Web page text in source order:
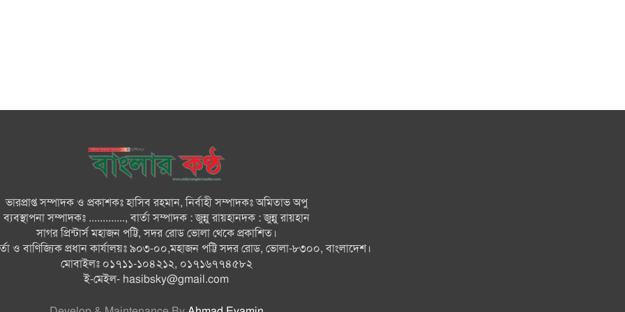
ভারপ্রাপ্ত সম্পাদক ও প্রকাশকঃ হাসিব রহমান, নির্বাহী সম্পাদকঃ অমিতাভ অপু
ব্যবস্থাপনা সম্পাদকঃ ............., বার্তা সম্পাদক : জুন্নু রায়হানদক : জুন্নু রায়হান
সাগর প্রিন্টার্স মহাজন পট্টি, সদর রোড ভোলা থেকে প্রকাশিত।
ও বাণিজ্যিক প্রধান কার্যালয়ঃ ৯০৩-০০,মহাজন পট্টি সদর রোড, ভোলা-৮৩০০, বাংলাদেশ।
মোবাইলঃ ০১৭১১-১০৪২১২, ০১৭১৬৭৭৪৫৮২
ই-মেইল- hasibsky@gmail.com